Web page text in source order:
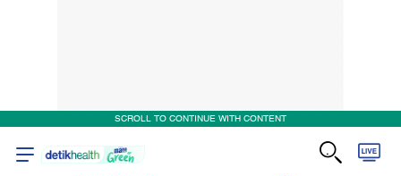
SCROLL TO CONTINUE WITH CONTENT